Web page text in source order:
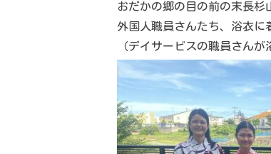
おだかの郷の目の前の末長杉
外国人職員さんたち、浴衣に
（デイサービスの職員さん